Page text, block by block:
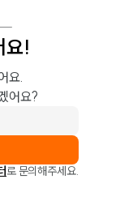
요!
요.
어요?
로 문의해주세요.